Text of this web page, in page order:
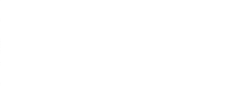
đầu 3,99%
24 tháng đầu